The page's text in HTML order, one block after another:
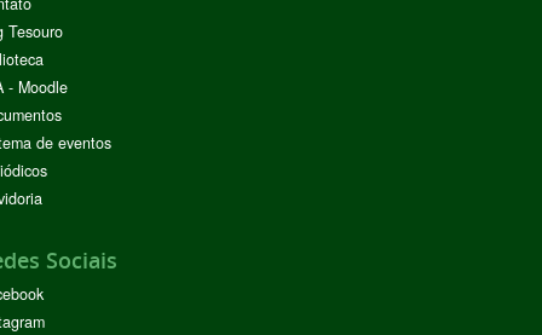
Tesouro
- Moodle
de eventos
Sociais